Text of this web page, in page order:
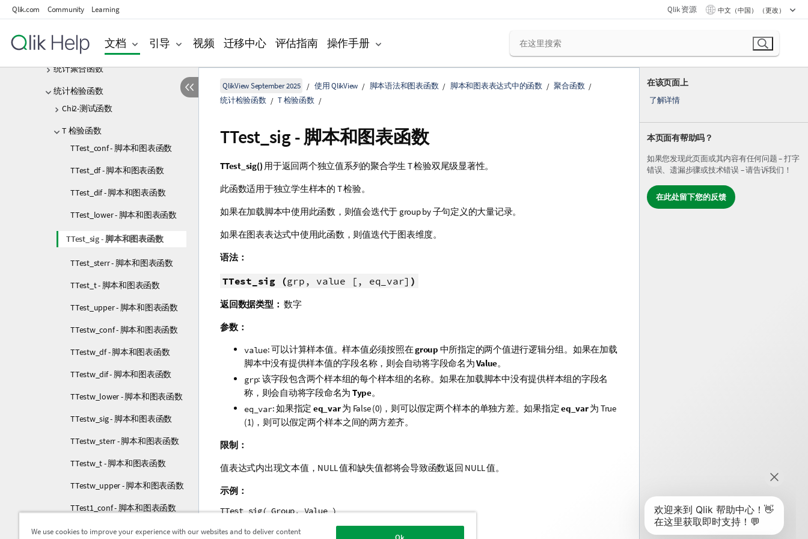
Qlik.com Community Learning Qlik 资源 中文（中国） （更改）
文档 引导 视频 迁移中心 评估指南 操作手册
财务聚合函数
统计聚合函数
统计检验函数
Chi2-测试函数
T 检验函数
TTest_conf - 脚本和图表函数
TTest_df - 脚本和图表函数
TTest_dif - 脚本和图表函数
TTest_lower - 脚本和图表函数
TTest_sig - 脚本和图表函数
TTest_sterr - 脚本和图表函数
TTest_t - 脚本和图表函数
TTest_upper - 脚本和图表函数
TTestw_conf - 脚本和图表函数
TTestw_df - 脚本和图表函数
TTestw_dif - 脚本和图表函数
TTestw_lower - 脚本和图表函数
TTestw_sig - 脚本和图表函数
TTestw_sterr - 脚本和图表函数
TTestw_t - 脚本和图表函数
TTestw_upper - 脚本和图表函数
TTest1_conf - 脚本和图表函数
TTest1_df - 脚本和图表函数
在该页面上
了解详情
本页面有帮助吗？
如果您发现此页面或其内容有任何问题 – 打字
错误、遗漏步骤或技术错误 – 请告诉我们！
在此处留下您的反馈
QlikView September 2025 使用 QlikView 脚本语法和图表函数 脚本和图表表达式中的函数
聚合函数
统计检验函数
T 检验函数
TTest_sig - 脚本和图表函数
TTest_sig() 用于返回两个独立值系列的聚合学生 T 检验双尾级显著性。
此函数适用于独立学生样本的 T 检验。
如果在加载脚本中使用此函数，则值会迭代于 group by 子句定义的大量记录。
如果在图表表达式中使用此函数，则值迭代于图表维度。
语法：
TTest_sig (grp, value [, eq_var] )
返回数据类型： 数字
参数：
value: 可以计算样本值。样本值必须按照在group 中所指定的两个值进行逻辑分组。如果在加载
脚本中没有提供样本值的字段名称，则会自动将字段命名为Value。
grp: 该字段包含两个样本组的每个样本组的名称。如果在加载脚本中没有提供样本组的字段名
称，则会自动将字段命名为 Type。
eq_var: 如果指定 eq_var为 False(0)，则可以假定两个样本的单独方差。如果指定eq_var为 True
(1)，则可以假定两个样本之间的两方差齐。
限制：
值表达式内出现文本值， NULL 值和缺失值都将会导致函数返回 NULL 值。
示例：
TTest_sig( Group, Value )
TTest_sig( Group, Value, false )
We use cookies to improve your experience with our websites and to deliver content